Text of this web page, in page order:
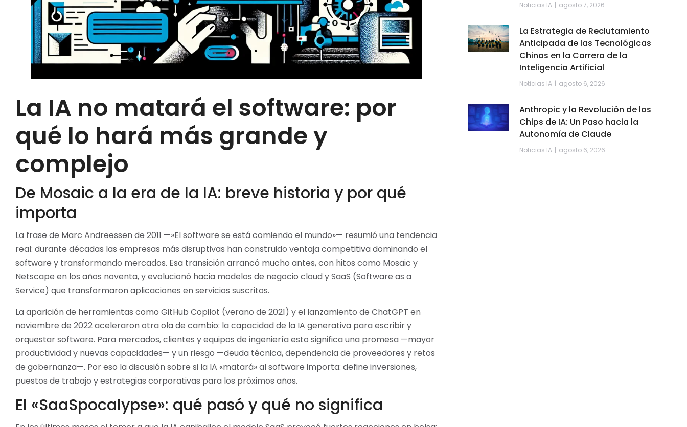
La IA no matará el software: por
qué lo hará más grande y
complejo
De Mosaic a la era de la IA: breve historia y por qué
importa
La frase de Marc Andreessen de 2011 —»El software se está comiendo el mundo»— resumió una tendencia
real: durante décadas las empresas más disruptivas han construido ventaja competitiva dominando el
software y transformando mercados. Esa transición arrancó mucho antes, con hitos como Mosaic y
Netscape en los años noventa, y evolucionó hacia modelos de negocio cloud y SaaS (Software as a
Service) que transformaron aplicaciones en servicios suscritos.
La aparición de herramientas como GitHub Copilot (verano de 2021) y el lanzamiento de ChatGPT en
noviembre de 2022 aceleraron otra ola de cambio: la capacidad de la IA generativa para escribir y
orquestar software. Para mercados, clientes y equipos de ingeniería esto significa una promesa —mayor
productividad y nuevas capacidades— y un riesgo —deuda técnica, dependencia de proveedores y retos
de gobernanza—. Por eso la discusión sobre si la IA «matará» al software importa: define inversiones,
puestos de trabajo y estrategias corporativas para los próximos años.
El «SaaSpocalypse»: qué pasó y qué no significa
Noticias IA agosto 7, 2026
La Estrategia de Reclutamiento
Anticipada de las Tecnológicas
Chinas en la Carrera de la
Inteligencia Artificial
Noticias IA agosto 6, 2026
Anthropic y la Revolución de los
Chips de IA: Un Paso hacia la
Autonomía de Claude
Noticias IA agosto 6, 2026